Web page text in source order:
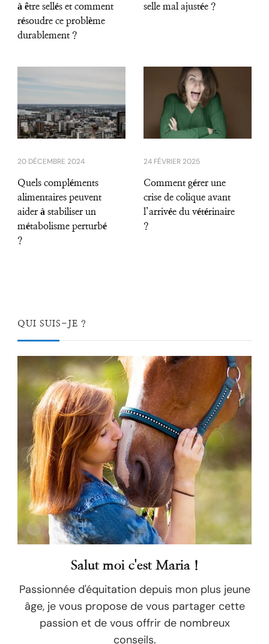
à être sellés et comment
résoudre ce problème
durablement ?
selle mal ajustée ?
20 DÉCEMBRE 2024
Quels compléments
alimentaires peuvent
aider à stabiliser un
métabolisme perturbé
?
24 FÉVRIER 2025
Comment gérer une
crise de colique avant
l’arrivée du vétérinaire
?
QUI SUIS-JE ?
Salut moi c'est Maria !
Passionnée d'équitation depuis mon plus jeune
âge, je vous propose de vous partager cette
passion et de vous offrir de nombreux
conseils.